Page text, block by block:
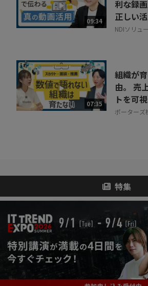
09:34
利な録
正しい
NDIソリュ
07:35
組織が
由。 売
トを可
ポーターズ
特集